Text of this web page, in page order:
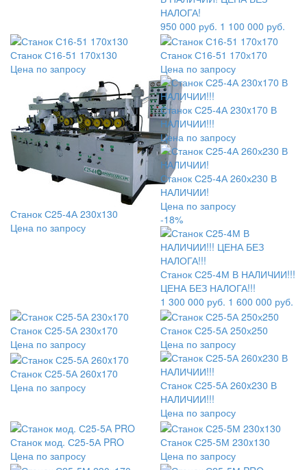
НАЛОГА!
950 000 руб. 1 100 000 руб.
Станок С16-51 170x130
Цена по запросу
Станок С16-51 170х170
Цена по запросу
Станок С25-4А 230x130
Цена по запросу
Станок С25-4А 230x170 В
НАЛИЧИИ!!!
Цена по запросу
Станок С25-4А 260х230 В
НАЛИЧИИ!
Цена по запросу
-18%
Станок С25-4М В НАЛИЧИИ!!!
ЦЕНА БЕЗ НАЛОГА!!!
1 300 000 руб. 1 600 000 руб.
Станок С25-5А 230х170
Цена по запросу
Станок С25-5А 250х250
Цена по запросу
Станок С25-5А 260x170
Цена по запросу
Станок С25-5А 260x230 В
НАЛИЧИИ!!!
Цена по запросу
Станок мод. С25-5А PRO
Цена по запросу
Станок С25-5М 230x130
Цена по запросу